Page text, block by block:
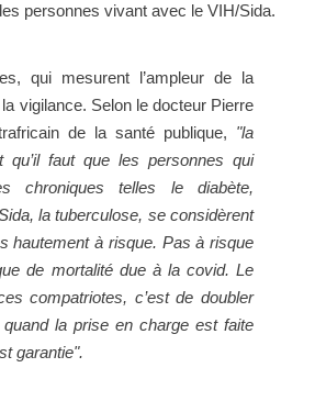
personnes vivant avec le VIH/Sida.
qui mesurent l’ampleur de la
vigilance. Selon le docteur Pierre
de la santé publique, "la
qu’il faut que les personnes qui
chroniques telles le diabète,
la tuberculose, se considèrent
hautement à risque. Pas à risque
de mortalité due à la covid. Le
compatriotes, c’est de doubler
la prise en charge est faite
garantie".